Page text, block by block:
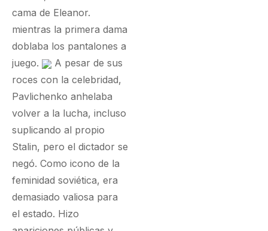
cama de Eleanor.
mientras la primera dama
doblaba los pantalones a
juego.
A pesar de sus
roces con la celebridad,
Pavlichenko anhelaba
volver a la lucha, incluso
suplicando al propio
Stalin, pero el dictador se
negó. Como icono de la
feminidad soviética, era
demasiado valiosa para
el estado. Hizo